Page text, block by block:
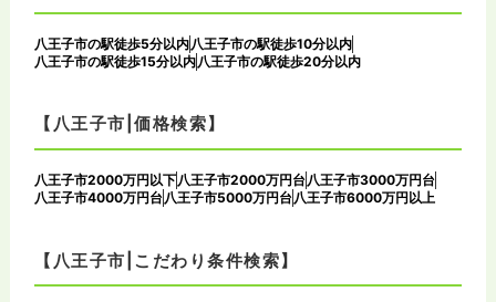
八王子市の駅徒歩5分以内 八王子市の駅徒歩10分以内
八王子市の駅徒歩15分以内 八王子市の駅徒歩20分以内
【八王子市|価格検索】
八王子市2000万円以下八王子市2000万円台八王子市3000万円台
八王子市4000万円台八王子市5000万円台八王子市6000万円以上
【八王子市|こだわり条件検索】